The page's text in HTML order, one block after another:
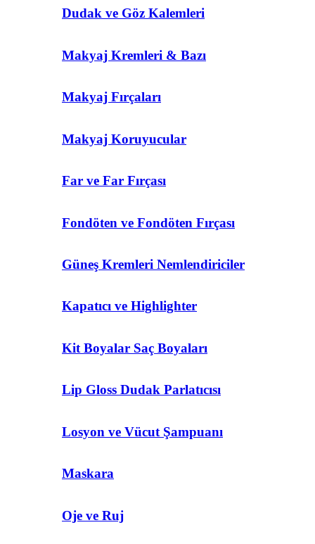
Dudak ve Göz Kalemleri
Makyaj Kremleri & Bazı
Makyaj Fırçaları
Makyaj Koruyucular
Far ve Far Fırçası
Fondöten ve Fondöten Fırçası
Güneş Kremleri Nemlendiriciler
Kapatıcı ve Highlighter
Kit Boyalar Saç Boyaları
Lip Gloss Dudak Parlatıcısı
Losyon ve Vücut Şampuanı
Maskara
Oje ve Ruj